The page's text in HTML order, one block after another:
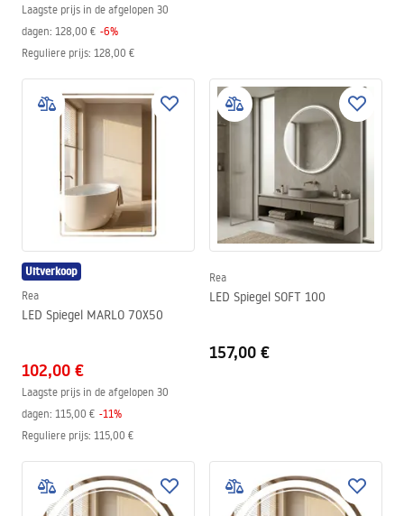
Laagste prijs in de afgelopen 30
dagen: 128,00 € -6%
Reguliere prijs: 128,00 €
Uitverkoop
Rea
LED Spiegel MARLO 70X50
102,00 €
Laagste prijs in de afgelopen 30
dagen: 115,00 € -11%
Reguliere prijs: 115,00 €
Rea
LED Spiegel SOFT 100
157,00 €